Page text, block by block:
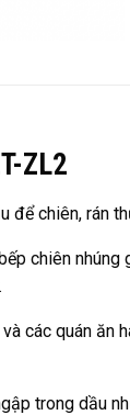
ZL2
để chiên, rán
chiên
các quán ăn
trong dầu